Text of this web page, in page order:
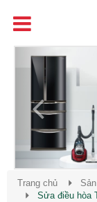
Previous
Trang chủ
Sửa điều hòa